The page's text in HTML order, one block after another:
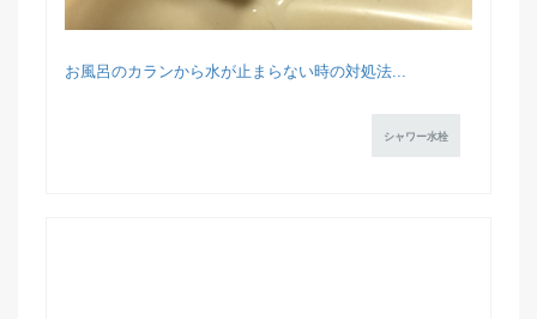
お風呂のカランから水が止まらない時の対処法...
シャワー水栓